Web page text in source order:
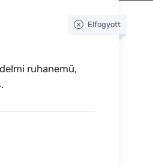
Elfogyott
ruhanemű,